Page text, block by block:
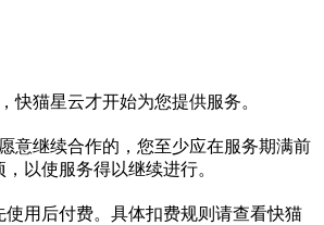
快猫星云才开始为您提供服务。
意继续合作的，您至少应在服务期满前
以使服务得以继续进行。
使用后付费。具体扣费规则请查看快猫